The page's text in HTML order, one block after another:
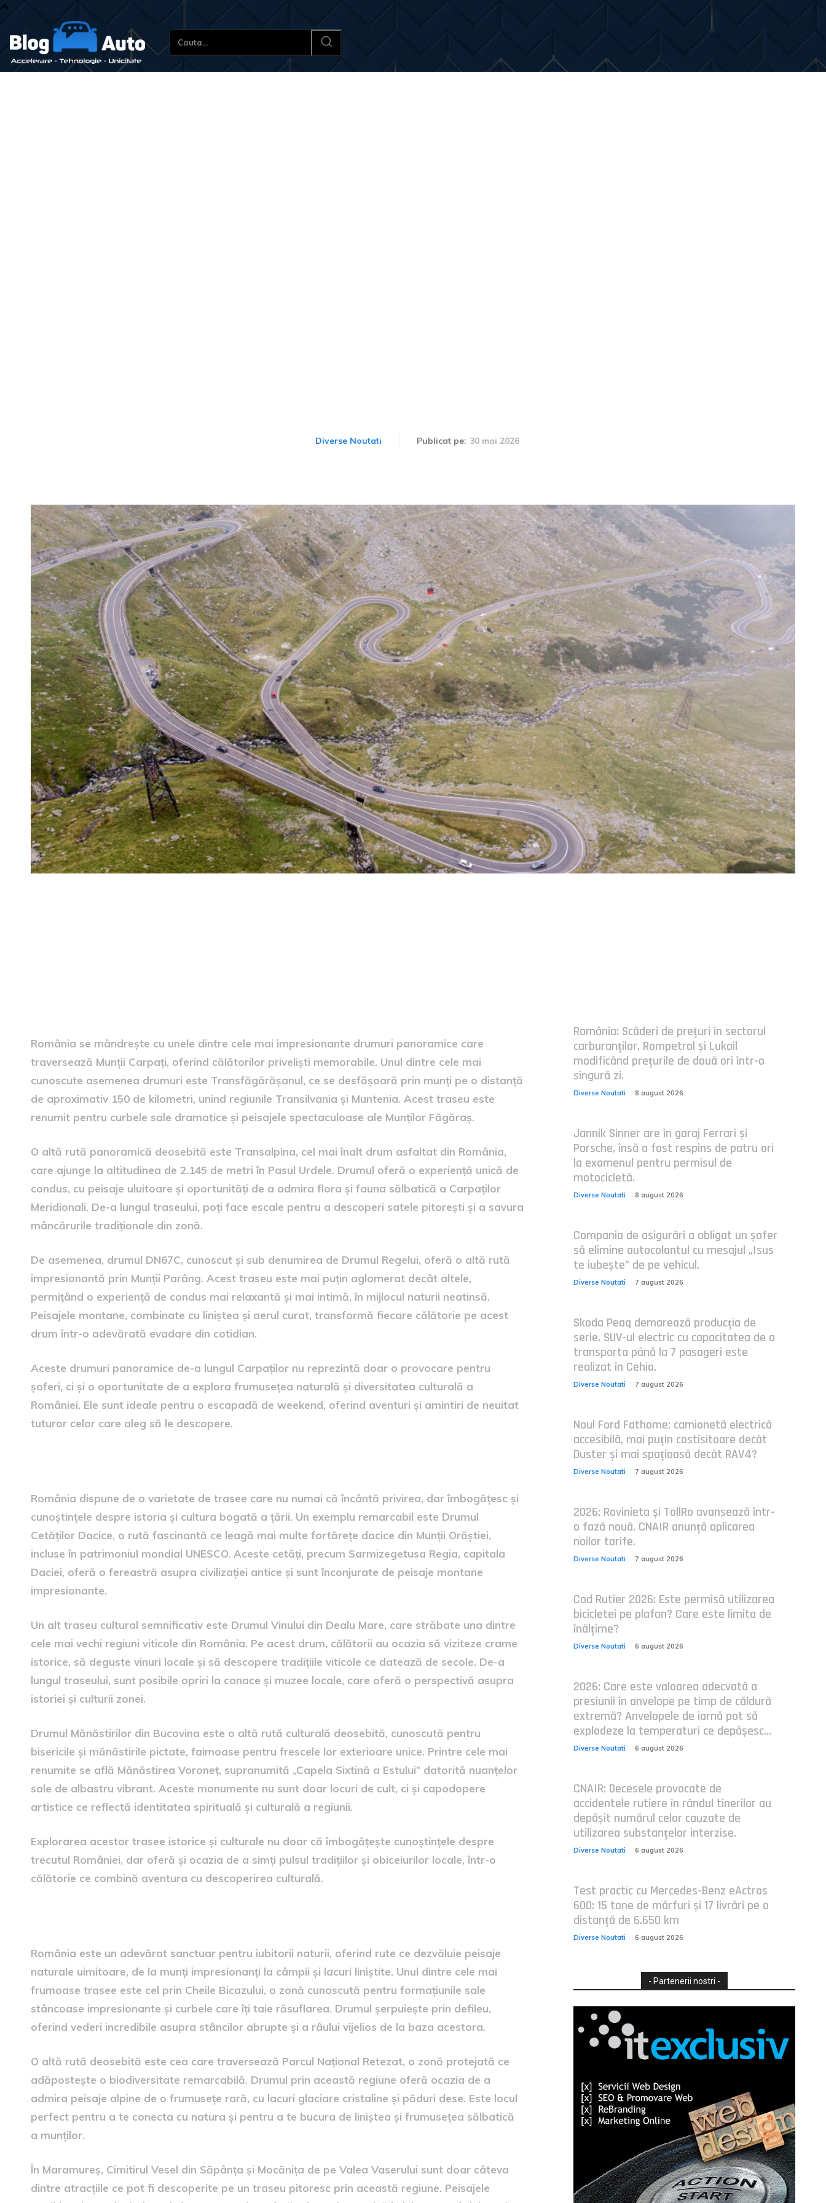
Cauta...
Diverse Noutati Publicat pe: 30 mai 2026
România se mândrește cu unele dintre cele mai impresionante drumuri panoramice care
traversează Munții Carpați, oferind călătorilor priveliști memorabile. Unul dintre cele mai
cunoscute asemenea drumuri este Transfăgărășanul, ce se desfășoară prin munți pe o distanță
de aproximativ 150 de kilometri, unind regiunile Transilvania și Muntenia. Acest traseu este
renumit pentru curbele sale dramatice și peisajele spectaculoase ale Munților Făgăraș.
O altă rută panoramică deosebită este Transalpina, cel mai înalt drum asfaltat din România,
care ajunge la altitudinea de 2.145 de metri în Pasul Urdele. Drumul oferă o experiență unică de
condus, cu peisaje uluitoare și oportunități de a admira flora și fauna sălbatică a Carpaților
Meridionali. De-a lungul traseului, poți face escale pentru a descoperi satele pitorești și a savura
mâncărurile tradiționale din zonă.
De asemenea, drumul DN67C, cunoscut și sub denumirea de Drumul Regelui, oferă o altă rută
impresionantă prin Munții Parâng. Acest traseu este mai puțin aglomerat decât altele,
permițând o experiență de condus mai relaxantă și mai intimă, în mijlocul naturii neatinsă.
Peisajele montane, combinate cu liniștea și aerul curat, transformă fiecare călătorie pe acest
drum într-o adevărată evadare din cotidian.
Aceste drumuri panoramice de-a lungul Carpaților nu reprezintă doar o provocare pentru
șoferi, ci și o oportunitate de a explora frumusețea naturală și diversitatea culturală a
României. Ele sunt ideale pentru o escapadă de weekend, oferind aventuri și amintiri de neuitat
tuturor celor care aleg să le descopere.
România dispune de o varietate de trasee care nu numai că încântă privirea, dar îmbogățesc și
cunoștințele despre istoria și cultura bogată a țării. Un exemplu remarcabil este Drumul
Cetăților Dacice, o rută fascinantă ce leagă mai multe fortărețe dacice din Munții Orăștiei,
incluse în patrimoniul mondial UNESCO. Aceste cetăți, precum Sarmizegetusa Regia, capitala
Daciei, oferă o fereastră asupra civilizației antice și sunt înconjurate de peisaje montane
impresionante.
Un alt traseu cultural semnificativ este Drumul Vinului din Dealu Mare, care străbate una dintre
cele mai vechi regiuni viticole din România. Pe acest drum, călătorii au ocazia să viziteze crame
istorice, să deguste vinuri locale și să descopere tradițiile viticole ce datează de secole. De-a
lungul traseului, sunt posibile opriri la conace și muzee locale, care oferă o perspectivă asupra
istoriei și culturii zonei.
Drumul Mănăstirilor din Bucovina este o altă rută culturală deosebită, cunoscută pentru
bisericile și mănăstirile pictate, faimoase pentru frescele lor exterioare unice. Printre cele mai
renumite se află Mănăstirea Voroneț, supranumită „Capela Sixtină a Estului” datorită nuanțelor
sale de albastru vibrant. Aceste monumente nu sunt doar locuri de cult, ci și capodopere
artistice ce reflectă identitatea spirituală și culturală a regiunii.
Explorarea acestor trasee istorice și culturale nu doar că îmbogățește cunoștințele despre
trecutul României, dar oferă și ocazia de a simți pulsul tradițiilor și obiceiurilor locale, într-o
călătorie ce combină aventura cu descoperirea culturală.
România este un adevărat sanctuar pentru iubitorii naturii, oferind rute ce dezvăluie peisaje
naturale uimitoare, de la munți impresionanți la câmpii și lacuri liniștite. Unul dintre cele mai
frumoase trasee este cel prin Cheile Bicazului, o zonă cunoscută pentru formațiunile sale
stâncoase impresionante și curbele care îți taie răsuflarea. Drumul șerpuiește prin defileu,
oferind vederi incredibile asupra stâncilor abrupte și a râului vijelios de la baza acestora.
O altă rută deosebită este cea care traversează Parcul Național Retezat, o zonă protejată ce
adăpostește o biodiversitate remarcabilă. Drumul prin această regiune oferă ocazia de a
admira peisaje alpine de o frumusețe rară, cu lacuri glaciare cristaline și păduri dese. Este locul
perfect pentru a te conecta cu natura și pentru a te bucura de liniștea și frumusețea sălbatică
a munților.
În Maramureș, Cimitirul Vesel din Săpânța și Mocănița de pe Valea Vaserului sunt doar câteva
dintre atracțiile ce pot fi descoperite pe un traseu pitoresc prin această regiune. Peisajele
România: Scăderi de prețuri în sectorul
carburanților, Rompetrol și Lukoil
modificând prețurile de două ori într-o
singură zi.
Diverse Noutati 8 august 2026
Jannik Sinner are în garaj Ferrari și
Porsche, însă a fost respins de patru ori
la examenul pentru permisul de
motocicletă.
Diverse Noutati 8 august 2026
Compania de asigurări a obligat un șofer
să elimine autocolantul cu mesajul „Isus
te iubește” de pe vehicul.
Diverse Noutati 7 august 2026
Skoda Peaq demarează producția de
serie. SUV-ul electric cu capacitatea de a
transporta până la 7 pasageri este
realizat în Cehia.
Diverse Noutati 7 august 2026
Noul Ford Fathome: camionetă electrică
accesibilă, mai puțin costisitoare decât
Duster și mai spațioasă decât RAV4?
Diverse Noutati 7 august 2026
2026: Rovinieta și TollRo avansează într-
o fază nouă. CNAIR anunță aplicarea
noilor tarife.
Diverse Noutati 7 august 2026
Cod Rutier 2026: Este permisă utilizarea
bicicletei pe plafon? Care este limita de
înălțime?
Diverse Noutati 6 august 2026
2026: Care este valoarea adecvată a
presiunii în anvelope pe timp de căldură
extremă? Anvelopele de iarnă pot să
explodeze la temperaturi ce depășesc...
Diverse Noutati 6 august 2026
CNAIR: Decesele provocate de
accidentele rutiere în rândul tinerilor au
depășit numărul celor cauzate de
utilizarea substanțelor interzise.
Diverse Noutati 6 august 2026
Test practic cu Mercedes-Benz eActros
600: 15 tone de mărfuri și 17 livrări pe o
distanță de 6.650 km
Diverse Noutati 6 august 2026
- Partenerii nostri -